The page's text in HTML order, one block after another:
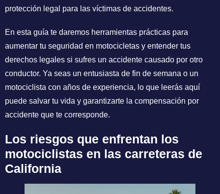
protección legal para las víctimas de accidentes.
En esta guía te daremos herramientas prácticas para
aumentar tu seguridad en motocicletas y entender tus
derechos legales si sufres un accidente causado por otro
conductor. Ya seas un entusiasta de fin de semana o un
motociclista con años de experiencia, lo que leerás aquí
puede salvar tu vida y garantizarte la compensación por
accidente que te corresponde.
Los riesgos que enfrentan los
motociclistas en las carreteras de
California